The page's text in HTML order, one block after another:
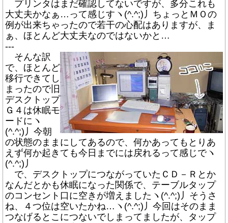
プリンタはまだ確認してないですが、多分これも
大丈夫かなぁ…って感じすヽ(^.^;)丿ちょっとＭＯの
例が出来ちゃったので若干の心配はありますが、ま
ぁ、ほとんど大丈夫なのではないかと…
---
そんな訳
で、ほとんど
移行できてし
まったので旧
デスクトップ
Ｇ４は休眠モ
ードにヽ
(^.^;)丿今朝
の状態のままにしてあるので、何かあってもとりあ
えず何か起きても今日までには戻れるって感じでヽ
(^.^;)丿
で、デスクトップにつながっていたＣＤ－Ｒとか
なんだとかも休眠になった関係で、テーブルタップ
のコンセント口に空きが増えましたヽ(^.^;)丿そうさ
ね、４つ位は空いたかね…ヽ(^.^;)丿今回はそのまま
つなげるとこにつないでしまってましたが、タップ